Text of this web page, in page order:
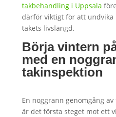
takbehandling i Uppsala
därför viktigt för att undvika
takets livslängd.
Börja vintern
med en
takinspektion
En noggrann genomgång
är det första steget mot ett